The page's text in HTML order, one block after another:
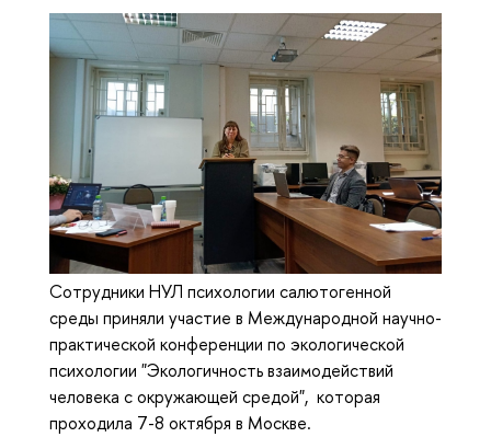
Сотрудники НУЛ психологии салютогенной
среды приняли участие в Международной научно-
практической конференции по экологической
психологии "Экологичность взаимодействий
человека с окружающей средой", которая
проходила 7-8 октября в Москве.